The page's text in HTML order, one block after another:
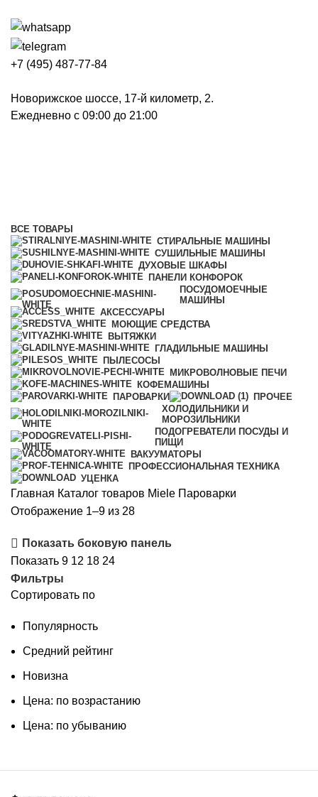
+7 (495) 487-77-84
Новорижское шоссе, 17-й километр, 2.
Ежедневно с 09:00 до 21:00
ВСЕ ТОВАРЫ
СТИРАЛЬНЫЕ МАШИНЫ
СУШИЛЬНЫЕ МАШИНЫ
ДУХОВЫЕ ШКАФЫ
ПАНЕЛИ КОНФОРОК
ПОСУДОМОЕЧНЫЕ
МАШИНЫ
АКСЕССУАРЫ
МОЮЩИЕ СРЕДСТВА
ВЫТЯЖКИ
ГЛАДИЛЬНЫЕ МАШИНЫ
ПЫЛЕСОСЫ
МИКРОВОЛНОВЫЕ ПЕЧИ
КОФЕМАШИНЫ
ПАРОВАРКИ
ПРОЧЕЕ
ХОЛОДИЛЬНИКИ И
МОРОЗИЛЬНИКИ
ПОДОГРЕВАТЕЛИ ПОСУДЫ И
ПИЩИ
ВАКУУМАТОРЫ
ПРОФЕССИОНАЛЬНАЯ ТЕХНИКА
УЦЕНКА
Главная Каталог товаров Miele Пароварки
Отображение 1–9 из 28Цены:
возрастанию
Показать боковую панель
Показать 9 12 18 24
Фильтры
Сортировать по
Популярность
Средний рейтинг
Новизна
Цена: по возрастанию
Цена: по убыванию